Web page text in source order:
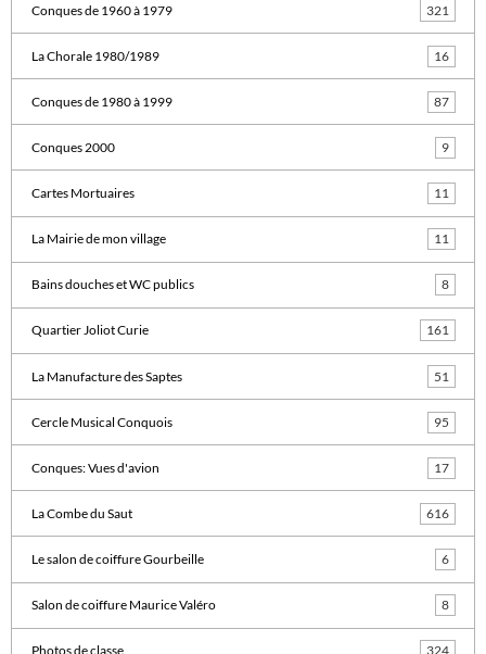
Conques de 1960 à 1979 321
La Chorale 1980/1989 16
Conques de 1980 à 1999 87
Conques 2000 9
Cartes Mortuaires 11
La Mairie de mon village 11
Bains douches et WC publics 8
Quartier Joliot Curie 161
La Manufacture des Saptes 51
Cercle Musical Conquois 95
Conques: Vues d'avion 17
La Combe du Saut 616
Le salon de coiffure Gourbeille 6
Salon de coiffure Maurice Valéro 8
Photos de classe 324